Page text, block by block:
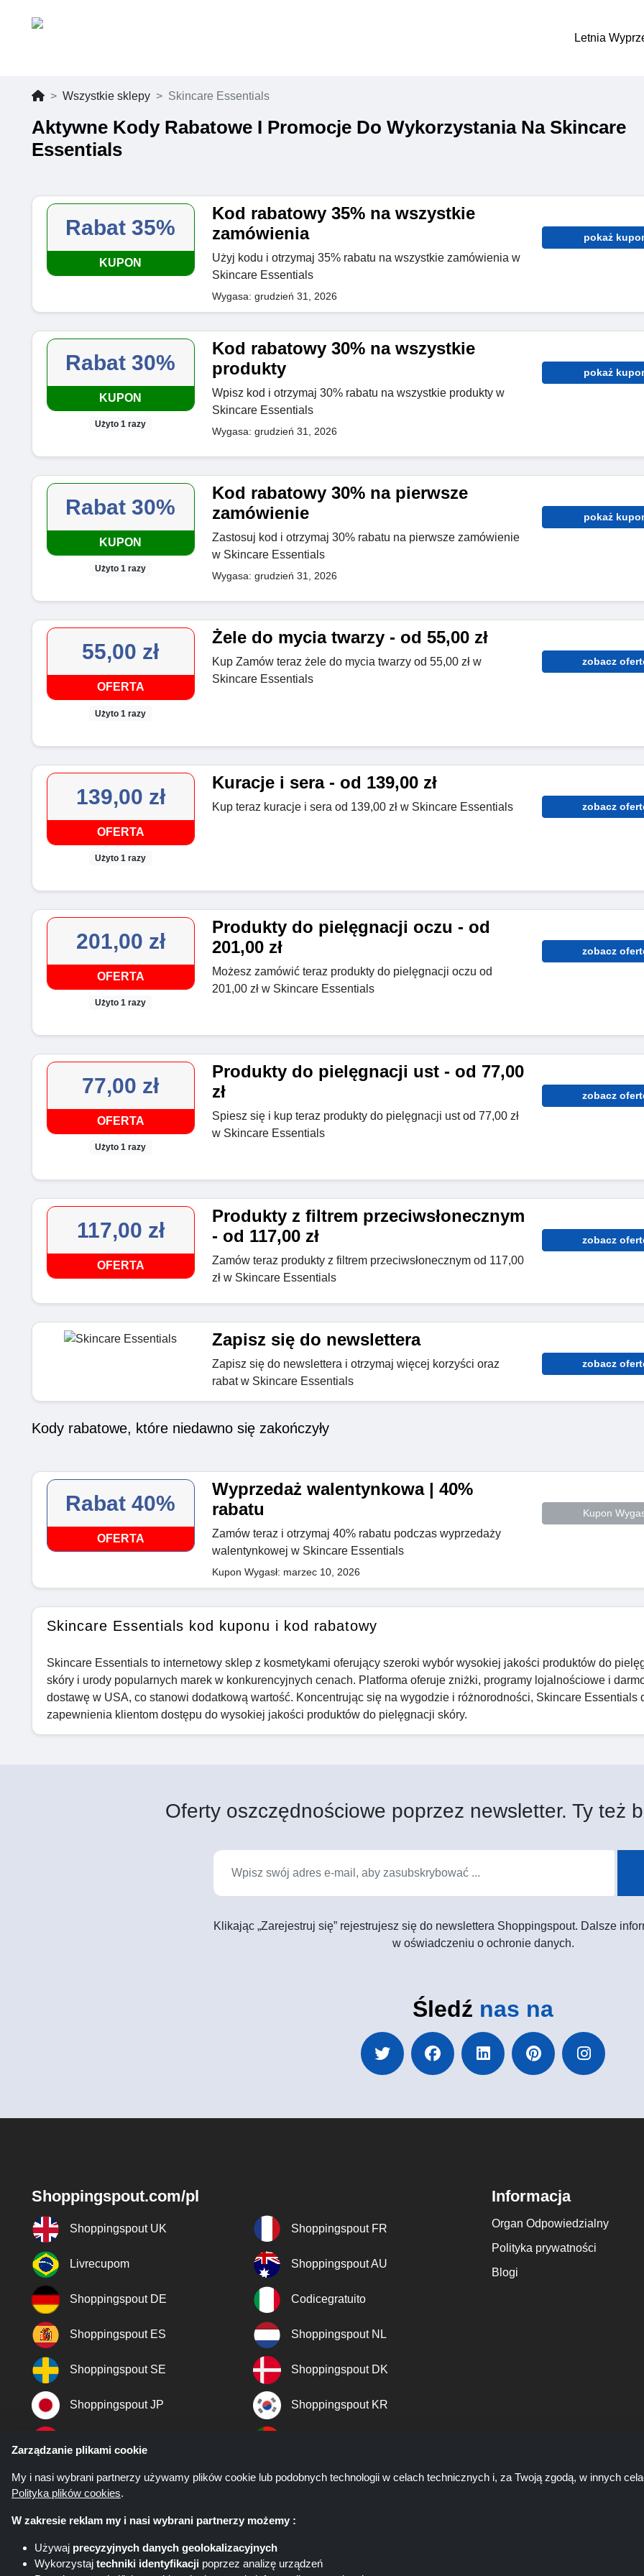
Letnia
Wszystkie sklepy Skincare Essentials
Aktywne Kody Rabatowe I Promocje Do Wykorzystania Na Skincare
Essentials
Rabat 35%
KUPON
Kod rabatowy 35% na wszystkie
zamówienia
Użyj kodu i otrzymaj 35% rabatu na wszystkie zamówienia w
Skincare Essentials
Wygasa: grudzień 31, 2026
pokaż
Rabat 30%
KUPON
Użyto 1 razy
Kod rabatowy 30% na wszystkie
produkty
Wpisz kod i otrzymaj 30% rabatu na wszystkie produkty w
Skincare Essentials
Wygasa: grudzień 31, 2026
pokaż
Rabat 30%
KUPON
Użyto 1 razy
Kod rabatowy 30% na pierwsze
zamówienie
Zastosuj kod i otrzymaj 30% rabatu na pierwsze zamówienie
w Skincare Essentials
Wygasa: grudzień 31, 2026
pokaż
55,00 zł
OFERTA
Użyto 1 razy
Żele do mycia twarzy - od 55,00 zł
Kup Zamów teraz żele do mycia twarzy od 55,00 zł w
Skincare Essentials
zobacz
139,00 zł
OFERTA
Użyto 1 razy
Kuracje i sera - od 139,00 zł
Kup teraz kuracje i sera od 139,00 zł w Skincare Essentials zobacz
201,00 zł
OFERTA
Użyto 1 razy
Produkty do pielęgnacji oczu - od
201,00 zł
Możesz zamówić teraz produkty do pielęgnacji oczu od
201,00 zł w Skincare Essentials
zobacz
77,00 zł
OFERTA
Użyto 1 razy
Produkty do pielęgnacji ust - od 77,00
zł
Spiesz się i kup teraz produkty do pielęgnacji ust od 77,00 zł
w Skincare Essentials
zobacz
117,00 zł
OFERTA
Produkty z filtrem przeciwsłonecznym
- od 117,00 zł
Zamów teraz produkty z filtrem przeciwsłonecznym od 117,00
zł w Skincare Essentials
zobacz
Zapisz się do newslettera
Zapisz się do newslettera i otrzymaj więcej korzyści oraz
rabat w Skincare Essentials
zobacz
Kody rabatowe, które niedawno się zakończyły
Rabat 40%
OFERTA
Wyprzedaż walentynkowa | 40%
rabatu
Zamów teraz i otrzymaj 40% rabatu podczas wyprzedaży
walentynkowej w Skincare Essentials
Kupon Wygasł: marzec 10, 2026
Kupon
Skincare Essentials kod kuponu i kod rabatowy
Skincare Essentials to internetowy sklep z kosmetykami oferujący szeroki wybór wysokiej jakości produktów do
skóry i urody popularnych marek w konkurencyjnych cenach. Platforma oferuje zniżki, programy lojalnościowe i
dostawę w USA, co stanowi dodatkową wartość. Koncentrując się na wygodzie i różnorodności, Skincare Essentials
zapewnienia klientom dostępu do wysokiej jakości produktów do pielęgnacji skóry.
Oferty oszczędnościowe poprzez newsletter. Ty też
Klikając „Zarejestruj się” rejestrujesz się do newslettera Shoppingspout. Dalsze
w oświadczeniu o ochronie danych.
Śledź nas na
Shoppingspout.com/pl
Shoppingspout UK Shoppingspout FR
Livrecupom Shoppingspout AU
Shoppingspout DE Codicegratuito
Shoppingspout ES Shoppingspout NL
Shoppingspout SE Shoppingspout DK
Shoppingspout JP Shoppingspout KR
Shoppingspout NO
Informacja
Organ Odpowiedzialny
Polityka prywatności
Blogi
Zarządzanie plikami cookie
My i nasi wybrani partnerzy używamy plików cookie lub podobnych technologii w celach technicznych i, za Twoją zgodą, w innych
Polityka plików cookies.
W zakresie reklam my i nasi wybrani partnerzy możemy :
Używaj precyzyjnych danych geolokalizacyjnych
Wykorzystaj techniki identyfikacji poprzez analizę urządzeń